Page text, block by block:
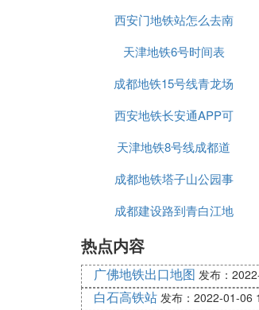
⑹ 成都二仙桥到地铁
公交线路：114路，全程约
1、从二仙桥步行约390米,
2、乘坐114路,经过9站, 到
3、步行约390米,到达万年场
⑺ 从二仙桥坐地铁d
公交线路：113路 → 地铁1
1、从二仙桥步行约10米,到
2、乘坐113路,经过属10站,
3、步行约480米,到达人民
西安门地铁站怎么去南
京眼
天津地铁6号时间表
2015
成都地铁15号线青龙场
西安地铁长安通APP可
以刷公交车吗
天津地铁8号线成都道
站位置
成都地铁塔子山公园事
件
成都建设路到青白江地
热点内容
广佛地铁出口地图 发布：
白石高铁站 发布：2022-01-06